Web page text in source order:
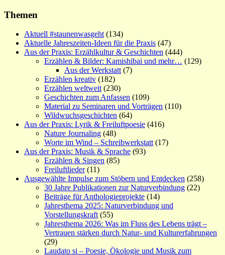
Themen
Aktuell #staunenwasgeht (134)
Aktuelle Jahreszeiten-Ideen für die Praxis (47)
Aus der Praxis: Erzählkultur & Geschichten (444)
Erzählen & Bilder: Kamishibai und mehr… (129)
Aus der Werkstatt (7)
Erzählen kreativ (182)
Erzählen weltweit (230)
Geschichten zum Anfassen (109)
Material zu Seminaren und Vorträgen (110)
Wildwuchsgeschichten (64)
Aus der Praxis: Lyrik & Freiluftpoesie (416)
Nature Journaling (48)
Worte im Wind – Schreibwerkstatt (17)
Aus der Praxis: Musik & Sprache (93)
Erzählen & Singen (85)
Freiluftlieder(11)
Ausgewählte Impulse zum Stöbern und Entdecken (258)
30 Jahre Publikationen zur Naturverbindung (22)
Beiträge für Anthologieprojekte (14)
Jahresthema 2025: Naturverbindung und
Vorstellungskraft (55)
Jahresthema 2026: Was im Fluss des Lebens trägt –
Vertrauen stärken durch Natur- und Kulturerfahrungen
(29)
Laudato si – Poesie, Ökologie und Musik zum